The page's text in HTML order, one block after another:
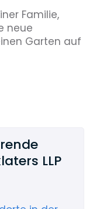
Familie,
neue
Garten auf
LLP